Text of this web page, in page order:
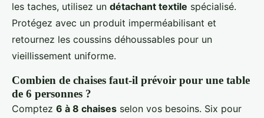
les taches, utilisez un détachant textile spécialisé.
Protégez avec un produit imperméabilisant et
retournez les coussins déhoussables pour un
vieillissement uniforme.
Combien de chaises faut-il prévoir pour une table
de 6 personnes ?
Comptez 6 à 8 chaises selon vos besoins. Six pour